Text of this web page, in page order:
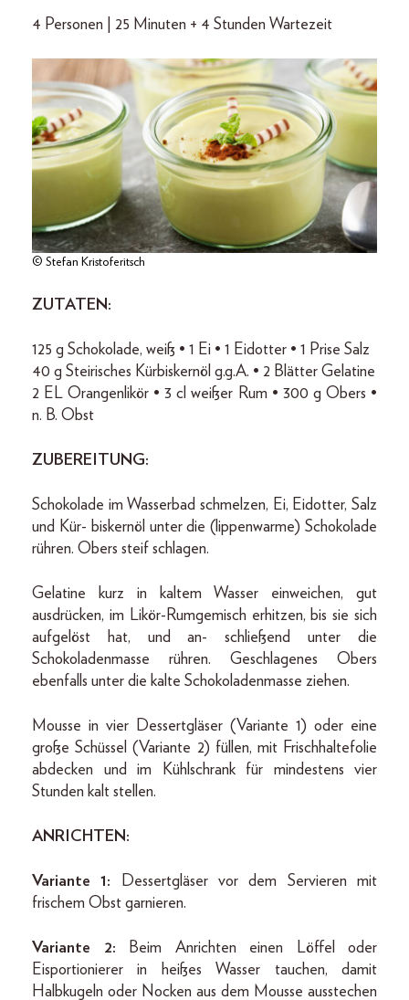
4 Personen | 25 Minuten + 4 Stunden Wartezeit
© Stefan Kristoferitsch
ZUTATEN:
125 g Schokolade, weiß • 1 Ei • 1 Eidotter • 1 Prise Salz
40 g Steirisches Kürbiskernöl g.g.A. • 2 Blätter Gelatine
2 EL Orangenlikör • 3 cl weißer Rum • 300 g Obers •
n. B. Obst
ZUBEREITUNG:
Schokolade im Wasserbad schmelzen, Ei, Eidotter, Salz
und Kür- biskernöl unter die (lippenwarme) Schokolade
rühren. Obers steif schlagen.
Gelatine kurz in kaltem Wasser einweichen, gut
ausdrücken, im Likör-Rumgemisch erhitzen, bis sie sich
aufgelöst hat, und an- schließend unter die
Schokoladenmasse rühren. Geschlagenes Obers
ebenfalls unter die kalte Schokoladenmasse ziehen.
Mousse in vier Dessertgläser (Variante 1) oder eine
große Schüssel (Variante 2) füllen, mit Frischhaltefolie
abdecken und im Kühlschrank für mindestens vier
Stunden kalt stellen.
ANRICHTEN:
Variante 1:
Dessertgläser vor dem Servieren mit
frischem Obst garnieren.
Variante 2:
Beim Anrichten einen Löffel oder
Eisportionierer in heißes Wasser tauchen, damit
Halbkugeln oder Nocken aus dem Mousse ausstechen